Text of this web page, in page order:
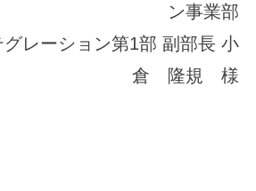
ン事業部
レーション第1部 副部長 小
倉 隆規 様